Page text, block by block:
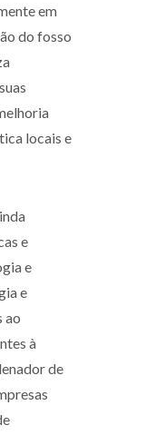
em
do fosso
locais e
e
e
e
ao
à
de